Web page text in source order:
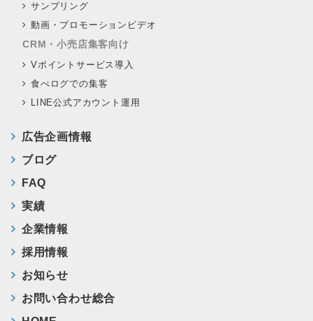
サンプリング
動画・プロモーションビデオ
CRM・小売店集客向け
Vポイントサービス導入
食べログでの集客
LINE公式アカウント運用
広告企画情報
ブログ
FAQ
実績
企業情報
採用情報
お知らせ
お問い合わせ総合